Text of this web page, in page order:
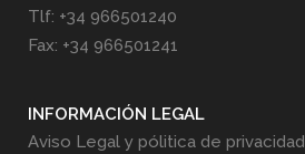
Tlf: +34 966501240
Fax: +34 966501241
INFORMACIÓN LEGAL
Aviso Legal y pólitica de privacidad